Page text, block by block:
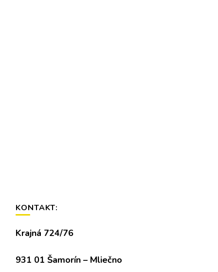
KONTAKT:
Krajná 724/76
931 01 Šamorín – Mliečno